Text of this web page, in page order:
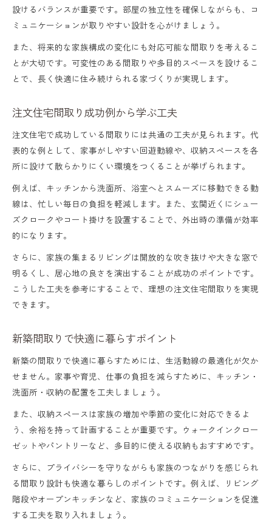
採光・通風を意識した間取りのコツ
参考になる注文住宅の間取り実例集
注文住宅間取り成功例に学ぶ設計法
新築間取り45坪の実例からヒント
戸建て間取り参考で理想を形に
収納力アップの間取り実例紹介
新築間取りで後悔しない進め方の極意
失敗しない間取り決めのステップ
新築間取り成功例に学ぶ注意点
家事ラク動線を意識した間取り進行
注文住宅で後悔しないための工夫
設けるバランスが重要です。部屋の独立性を確保しながらも、コ
ミュニケーションが取りやすい設計を心がけましょう。
また、将来的な家族構成の変化にも対応可能な間取りを考えるこ
とが大切です。可変性のある間取りや多目的スペースを設けるこ
とで、長く快適に住み続けられる家づくりが実現します。
注文住宅間取り成功例から学ぶ工夫
注文住宅で成功している間取りには共通の工夫が見られます。代
表的な例として、家事がしやすい回遊動線や、収納スペースを各
所に設けて散らかりにくい環境をつくることが挙げられます。
例えば、キッチンから洗面所、浴室へとスムーズに移動できる動
線は、忙しい毎日の負担を軽減します。また、玄関近くにシュー
ズクロークやコート掛けを設置することで、外出時の準備が効率
的になります。
さらに、家族の集まるリビングは開放的な吹き抜けや大きな窓で
明るくし、居心地の良さを演出することが成功のポイントです。
こうした工夫を参考にすることで、理想の注文住宅間取りを実現
できます。
新築間取りで快適に暮らすポイント
新築の間取りで快適に暮らすためには、生活動線の最適化が欠か
せません。家事や育児、仕事の負担を減らすために、キッチン・
洗面所・収納の配置を工夫しましょう。
また、収納スペースは家族の増加や季節の変化に対応できるよ
う、余裕を持って計画することが重要です。ウォークインクロー
ゼットやパントリーなど、多目的に使える収納もおすすめです。
さらに、プライバシーを守りながらも家族のつながりを感じられ
る間取り設計も快適な暮らしのポイントです。例えば、リビング
階段やオープンキッチンなど、家族のコミュニケーションを促進
する工夫を取り入れましょう。